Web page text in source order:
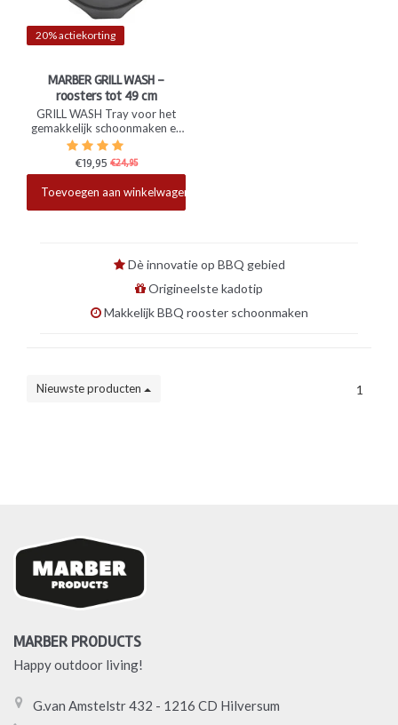
20% actiekorting
MARBER GRILL WASH -
roosters tot 49 cm
GRILL WASH Tray voor het
gemakkelijk schoonmaken en
laten weken van jouw BBQ
rooster. Voor alle roosters tot
€19,95 €24,95
Toevoegen aan winkelwagen
Dè innovatie op BBQ gebied
Origineelste kadotip
Makkelijk BBQ rooster schoonmaken
Nieuwste producten 1
MARBER PRODUCTS
Happy outdoor living!
G.van Amstelstr 432 - 1216 CD Hilversum